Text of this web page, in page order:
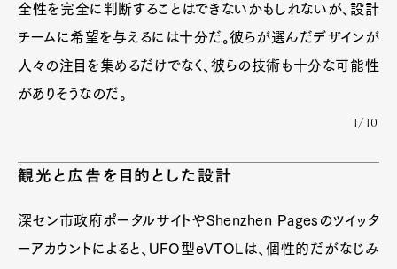
全性を完全に判断することはできないかもしれないが、設計
チームに希望を与えるには十分だ。彼らが選んだデザインが
人々の注目を集めるだけでなく、彼らの技術も十分な可能性
がありそうなのだ。
1/10
観光と広告を目的とした設計
深セン市政府ポータルサイトやShenzhen Pagesのツイッタ
ーアカウントによると、UFO型eVTOLは、個性的だがなじみ